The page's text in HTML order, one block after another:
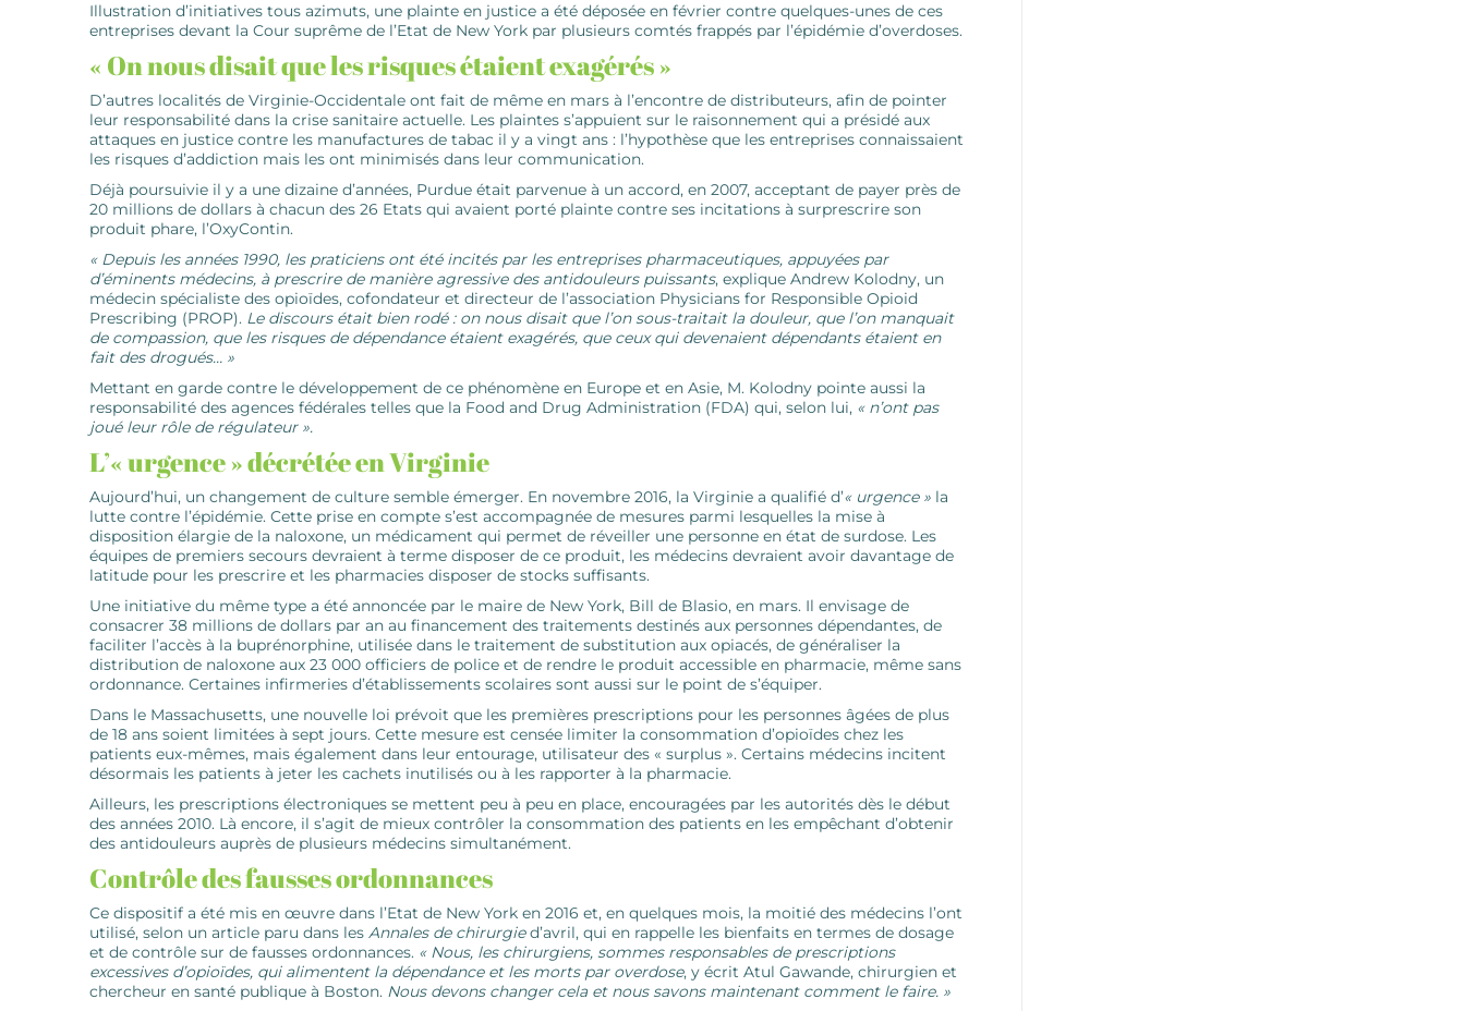
Illustration d’initiatives tous azimuts, une plainte en justice a été déposée en février contre quelques-unes de ces
entreprises devant la Cour suprême de l’Etat de New York par plusieurs comtés frappés par l’épidémie d’overdoses.
« On nous disait que les risques étaient exagérés »
D’autres localités de Virginie-Occidentale ont fait de même en mars à l’encontre de distributeurs, afin de pointer
leur responsabilité dans la crise sanitaire actuelle. Les plaintes s’appuient sur le raisonnement qui a présidé aux
attaques en justice contre les manufactures de tabac il y a vingt ans : l’hypothèse que les entreprises connaissaient
les risques d’addiction mais les ont minimisés dans leur communication.
Déjà poursuivie il y a une dizaine d’années, Purdue était parvenue à un ­accord, en 2007, acceptant de payer près de
20 millions de dollars à chacun des 26 Etats qui avaient porté plainte contre ses incitations à ­surprescrire son
produit phare, l’OxyContin.
« Depuis les années 1990, les praticiens ont été incités par les entreprises pharmaceutiques, ­appuyées par
d’éminents médecins, à prescrire de manière agressive des antidouleurs puissants, explique Andrew Kolodny, un
médecin spécialiste des opioïdes, cofondateur et directeur de l’association Physicians for Responsible Opioid
Prescribing (PROP). Le discours était bien rodé : on nous disait que l’on sous-traitait la douleur, que l’on manquait
de compassion, que les risques de dépendance étaient exagérés, que ceux qui ­devenaient dépendants étaient en
fait des drogués… »
Mettant en garde contre le développement de ce phénomène en Europe et en Asie, M. Kolodny pointe aussi la
responsabilité des agences fédérales telles que la Food and Drug Administration (FDA) qui, selon lui, « n’ont pas
joué leur rôle de régulateur ».
L’« urgence » décrétée en Virginie
Aujourd’hui, un changement de culture semble émerger. En novembre 2016, la Virginie a qualifié d’« urgence » la
lutte contre l’épidémie. Cette prise en compte s’est accompagnée de mesures parmi lesquelles la mise à
disposition élargie de la naloxone, un médicament qui permet de ­réveiller une personne en état de surdose. Les
équipes de premiers secours devraient à terme disposer de ce produit, les médecins devraient avoir davantage de
latitude pour les prescrire et les pharmacies disposer de stocks suffisants.
Une initiative du même type a été annoncée par le maire de New York, Bill de Blasio, en mars. Il ­envisage de
consacrer 38 millions de dollars par an au financement des traitements destinés aux ­personnes dépendantes, de
faciliter l’accès à la ­buprénorphine, utilisée dans le traitement de substitution aux opiacés, de généraliser la
distribution de naloxone aux 23 000 officiers de police et de rendre le produit accessible en pharmacie, même sans
ordonnance. Certaines infirmeries d’établissements scolaires sont aussi sur le point de s’équiper.
Dans le Massachusetts, une nouvelle loi prévoit que les premières prescriptions pour les personnes âgées de plus
de 18 ans soient limitées à sept jours. Cette mesure est censée limiter la consommation d’opioïdes chez les
patients eux-mêmes, mais également dans leur entourage, ­utilisateur des « surplus ». Certains médecins incitent
désormais les patients à jeter les cachets inutilisés ou à les rapporter à la pharmacie.
Ailleurs, les prescriptions électroniques se mettent peu à peu en place, encouragées par les autorités dès le début
des années 2010. Là encore, il s’agit de mieux contrôler la consommation des patients en les empêchant d’obtenir
des antidouleurs auprès de plusieurs médecins simultanément.
Contrôle des fausses ordonnances
Ce dispositif a été mis en œuvre dans l’Etat de New York en 2016 et, en quelques mois, la moitié des médecins l’ont
utilisé, selon un article paru dans les Annales de chirurgied’avril, qui en rappelle les bienfaits en termes de dosage
et de ­contrôle sur de fausses ordonnances. « Nous, les chirurgiens, sommes responsables de prescriptions
excessives d’opioïdes, qui alimentent la dépendance et les morts par overdose, y écrit Atul Gawande, chirurgien et
chercheur en santé publique à Boston. Nous devons changer cela et nous ­savons maintenant comment le faire. »